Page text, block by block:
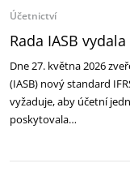
Účetnictví
Rada IASB
Dne 27. května 2026
(IASB) nový standard
vyžaduje, aby účetní
poskytovala…